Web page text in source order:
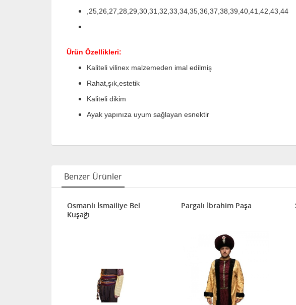
,25,26,27,28,29,30,31,32,33,34,35,36,37,38,39,40,41,42,43,44
Ürün Özellikleri:
Kaliteli vilinex malzemeden imal edilmiş
Rahat,şık,estetik
Kaliteli dikim
Ayak yapınıza uyum sağlayan esnektir
Benzer Ürünler
Osmanlı İsmailiye Bel
Kuşağı
Pargalı İbrahim Paşa